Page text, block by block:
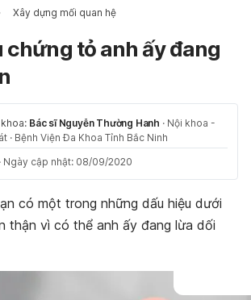
Xây dựng mối quan hệ
chứng tỏ anh ấy đang
Bác sĩ Nguyễn Thường Hanh · Nội khoa -
· Bệnh Viện Đa Khoa Tỉnh Bắc Ninh
· Ngày cập nhật: 08/09/2020
có một trong những dấu hiệu dưới
thận vì có thể anh ấy đang lừa dối